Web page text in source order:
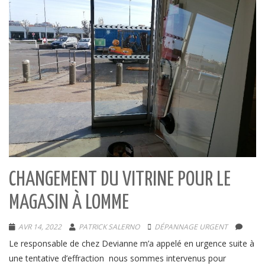
CHANGEMENT DU VITRINE POUR LE
MAGASIN À LOMME
AVR 14, 2022 PATRICK SALERNO DÉPANNAGE URGENT
Le responsable de chez Devianne m’a appelé en urgence suite à
une tentative d’effraction nous sommes intervenus pour